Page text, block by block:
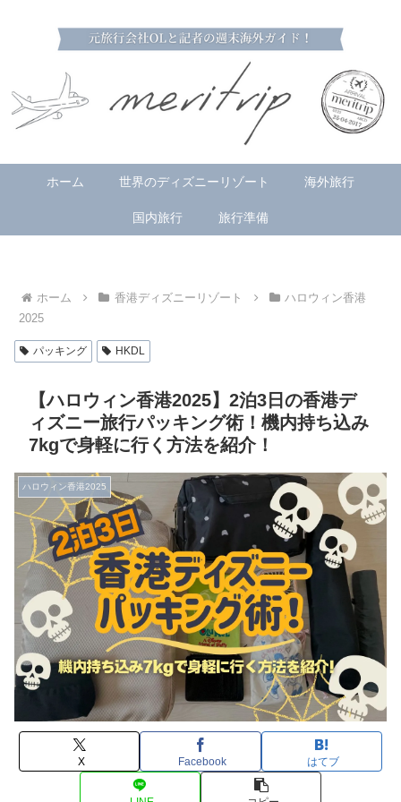
ホーム 世界のディズニーリゾート 海外旅行
国内旅行 旅行準備
ホーム 香港ディズニーリゾート
ハロウィン香港
2025
パッキング HKDL
【ハロウィン香港2025】2泊3日の香港デ
ィズニー旅行パッキング術！機内持ち込み
7kgで身軽に行く方法を紹介！
ハロウィン香港2025
X Facebook はてブ